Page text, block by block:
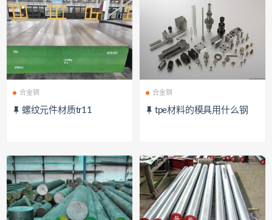
合金钢
螺纹元件材质tr11
合金钢
tpe材料的模具用什么钢